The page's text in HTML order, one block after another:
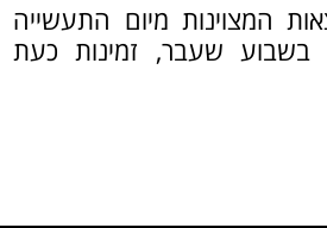
המצוינות מיום התעשייה
בשבוע שעבר, זמינות כעת